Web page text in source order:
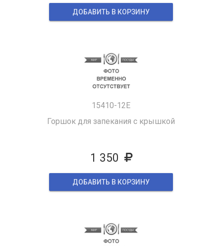
ДОБАВИТЬ В КОРЗИНУ
15410-12E
Горшок для запекания с крышкой
1 350
ДОБАВИТЬ В КОРЗИНУ